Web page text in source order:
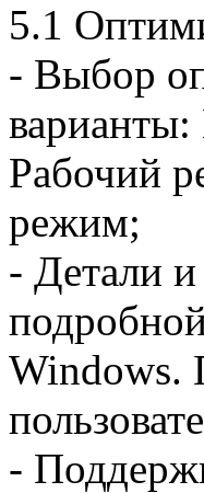
5.1
- Выбор
Рабочий
режим;
- Детали
Windows.
-